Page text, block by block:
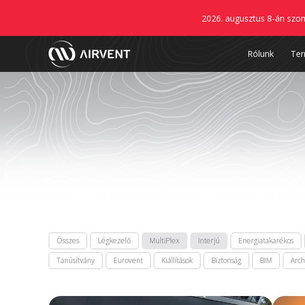
2026. augusztus 8-án
Rólunk
Összes Légkezelő MultiPlex Interjú Energiatakarékos
Tanúsítvány
Eurovent Kiállítások Biztonság BIM